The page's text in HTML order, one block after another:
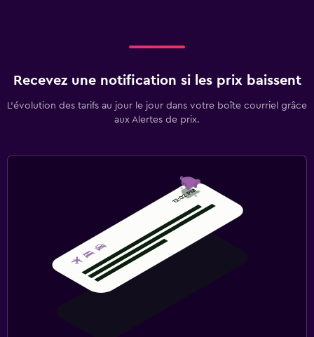
Recevez une notification si les prix baissent
L’évolution des tarifs au jour le jour dans votre boîte courriel grâce
aux Alertes de prix.